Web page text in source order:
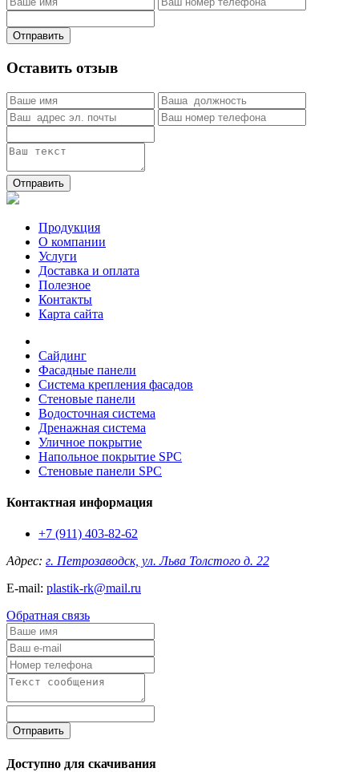
Отправить
Оставить отзыв
Отправить
Продукция
О компании
Услуги
Доставка и оплата
Полезное
Контакты
Карта сайта
Сайдинг
Фасадные панели
Система крепления фасадов
Стеновые панели
Водосточная система
Дренажная система
Уличное покрытие
Напольное покрытие SPC
Стеновые панели SPC
Контактная информация
+7 (911) 403-82-62
Адрес: г. Петрозаводск, ул. Льва Толстого д. 22
E-mail: plastik-rk@mail.ru
Обратная связь
Отправить
Доступно для скачивания